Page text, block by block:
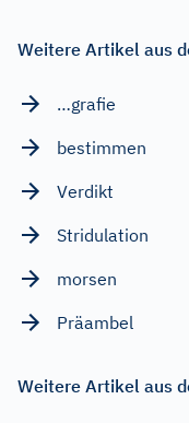
Weitere Artikel aus
…grafie
bestimmen
Verdikt
Stridulation
morsen
Präambel
Weitere Artikel aus